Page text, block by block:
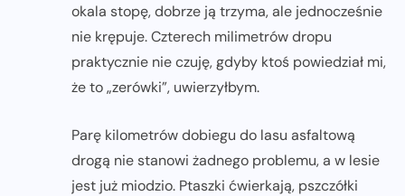
okala stopę, dobrze ją trzyma, ale jednocześnie
nie krępuje. Czterech milimetrów dropu
praktycznie nie czuję, gdyby ktoś powiedział mi,
że to „zerówki”, uwierzyłbym.
Parę kilometrów dobiegu do lasu asfaltową
drogą nie stanowi żadnego problemu, a w lesie
jest już miodzio. Ptaszki ćwierkają, pszczółki